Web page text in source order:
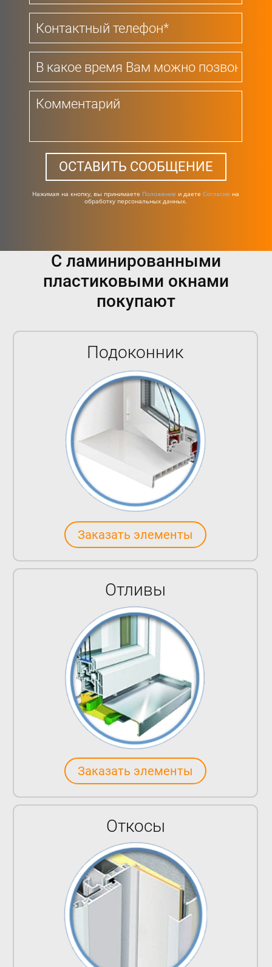
ОСТАВИТЬ СООБЩЕНИЕ
Нажимая на кнопку, вы принимаете Положение и даетеСогласие на
обработку персональных данных.
С ламинированными
пластиковыми окнами
покупают
Подоконник
Заказать элементы
Отливы
Заказать элементы
Откосы